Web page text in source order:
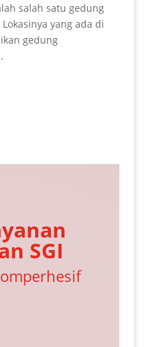
salah satu gedung
yang ada di
gedung
SGI